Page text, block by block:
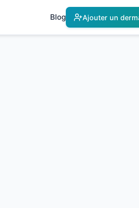
Blog Ajouter un